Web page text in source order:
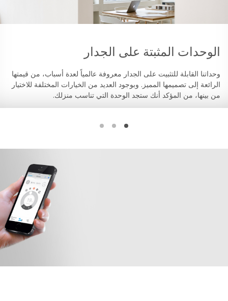
المثبتة على الجدار
للتثبيت على الجدار معروفة عالمياً لعدة أسباب، من قيمتها
تصميمها المميز. وبوجود العديد من الخيارات المختلفة للاختيار
المؤكد أنك ستجد الوحدة التي تناسب منزلك.
الوحدات
بشكل